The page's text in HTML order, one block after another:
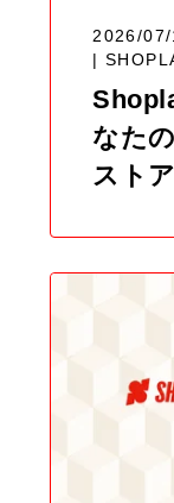
2026/07/
|
なた
スト